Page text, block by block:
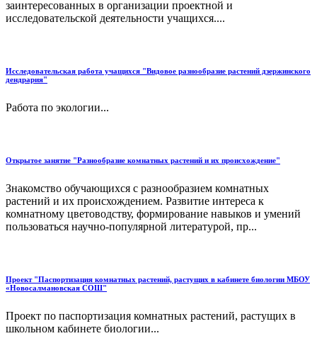
заинтересованных в организации проектной и
исследовательской деятельности учащихся....
Исследовательская работа учащихся "Видовое разнообразие растений дзержинского
дендрария"
Работа по экологии...
Открытое занятие "Разнообразие комнатных растений и их происхождение"
Знакомство обучающихся с разнообразием комнатных
растений и их происхождением. Развитие интереса к
комнатному цветоводству, формирование навыков и умений
пользоваться научно-популярной литературой, пр...
Проект "Паспортизация комнатных растений, растущих в кабинете биологии МБОУ
«Новосалмановская СОШ"
Проект по паспортизация комнатных растений, растущих в
школьном кабинете биологии...